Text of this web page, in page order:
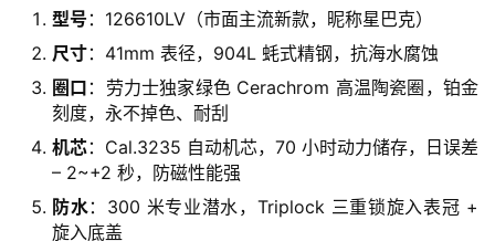
型号 ：126610LV（市面主流新款，昵称星巴克）
尺寸：41mm 表径，904L 蚝式精钢，抗海水腐蚀
圈口 ：劳力士独家绿色 Cerachrom 高温陶瓷圈，铂金
刻度，永不掉色、耐刮
机芯：Cal.3235 自动机芯，70 小时动力储存，日误差
– 2~+2 秒，防磁性能强
防水：300 米专业潜水，Triplock 三重锁旋入表冠 +
旋入底盖